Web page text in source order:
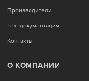
Производители
Тех. документация
Контакты
О КОМПАНИИ